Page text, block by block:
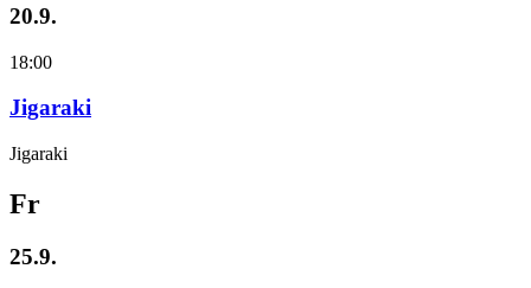
20.9.
18:00
Jigaraki
Jigaraki
Fr
25.9.